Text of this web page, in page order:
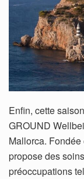
Enfin, cette
GROUND
Mallorca.
propose des
préoccupations